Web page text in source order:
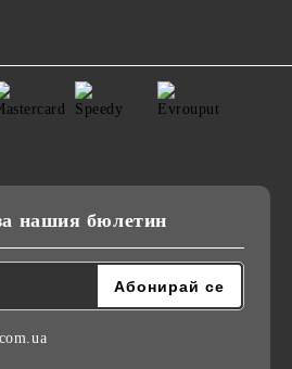
нашия бюлетин